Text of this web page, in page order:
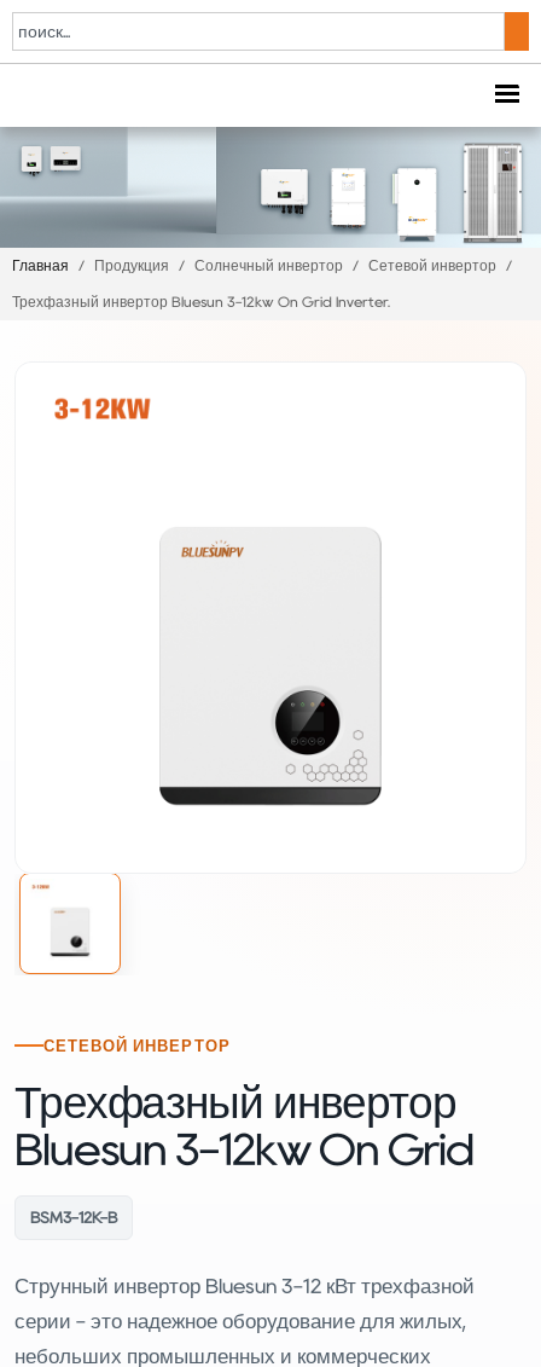
Главная / Продукция / Солнечный инвертор / Сетевой инвертор /
Трехфазный инвертор Bluesun 3-12kw On Grid Inverter.
СЕТЕВОЙ ИНВЕРТОР
Трехфазный инвертор
Bluesun 3-12kw On Grid
BSM3-12K-B
Струнный инвертор Bluesun 3-12 кВт трехфазной
серии - это надежное оборудование для жилых,
небольших промышленных и коммерческих